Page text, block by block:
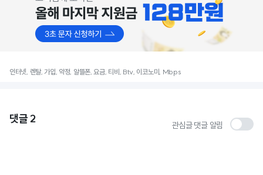
인터넷, 렌탈, 가입, 약정, 알뜰폰, 요금, 티비, Btv, 이코노미, Mbps
댓글2 관심글 댓글 알림